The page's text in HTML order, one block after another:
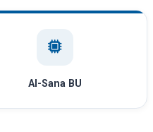
AI-Sana BU